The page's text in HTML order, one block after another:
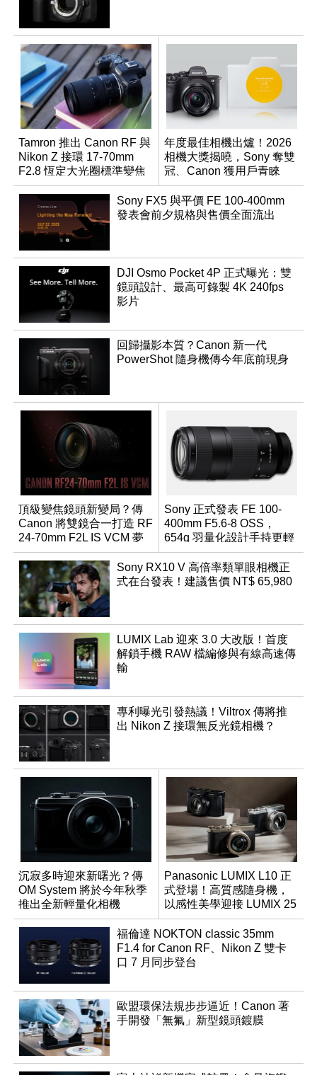
Tamron 推出 Canon RF 與
Nikon Z 接環 17-70mm
F2.8 恆定大光圈標準變焦
鏡
年度最佳相機出爐！2026
相機大獎揭曉，Sony 奪雙
冠、Canon 獲用戶青睞
Sony FX5 與平價 FE 100-400mm
發表會前夕規格與售價全面流出
DJI Osmo Pocket 4P 正式曝光：雙
鏡頭設計、最高可錄製 4K 240fps
影片
回歸攝影本質？Canon 新一代
PowerShot 隨身機傳今年底前現身
頂級變焦鏡頭新變局？傳
Canon 將雙鏡合一打造 RF
24-70mm F2L IS VCM 夢
幻規格
Sony 正式發表 FE 100-
400mm F5.6-8 OSS，
654g 羽量化設計手持更輕
鬆
Sony RX10 V 高倍率類單眼相機正
式在台發表！建議售價 NT$ 65,980
LUMIX Lab 迎來 3.0 大改版！首度
解鎖手機 RAW 檔編修與有線高速傳
輸
專利曝光引發熱議！Viltrox 傳將推
出 Nikon Z 接環無反光鏡相機？
沉寂多時迎來新曙光？傳
OM System 將於今年秋季
推出全新輕量化相機
Panasonic LUMIX L10 正
式登場！高質感隨身機，
以感性美學迎接 LUMIX 25
週年
福倫達 NOKTON classic 35mm
F1.4 for Canon RF、Nikon Z 雙卡
口 7 月同步登台
歐盟環保法規步步逼近！Canon 著
手開發「無氟」新型鏡頭鍍膜